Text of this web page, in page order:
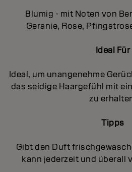
Blumig - mit Noten von
Geranie, Rose,
Ideal Für
Ideal, um unangenehme
das seidige Haargefühl mit
zu
Tipps
Gibt den Duft
kann jederzeit und überall